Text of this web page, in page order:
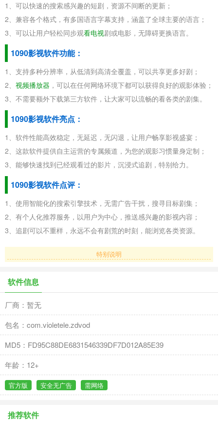
1、可以快速的搜索感兴趣的短剧，资源不间断的更新；
2、兼容各个格式，有多国语言字幕支持，涵盖了全球主要的语言；
3、可以让用户轻松同步观看电视剧或电影，无障碍更换语言。
1090影视软件功能：
1、支持多种分辨率，从低清到高清全覆盖，可以共享更多好剧；
2、 视频播放器 ，可以在任何网络环境下都可以获得良好的观影体验；
3、不需要额外下载第三方软件，让大家可以流畅的看各类的剧集。
1090影视软件亮点：
1、软件性能高效稳定，无延迟，无闪退，让用户畅享影视盛宴；
2、这款软件提供自主运营的专属频道，为您的观影习惯量身定制；
3、能够快速找到已经观看过的影片，沉浸式追剧，特别给力。
1090影视软件点评：
1、使用智能化的搜索引擎技术，无需广告干扰，搜寻目标剧集；
2、有个人化推荐服务，以用户为中心，推送感兴趣的影视内容；
3、追剧可以不重样，永远不会有剧荒的时刻，能浏览各类资源。
特别说明
软件信息
厂商：暂无
包名：com.violetele.zdvod
MD5：FD95C88DE6831546339DF7D012A85E39
年龄：12+
官方版 安全无广告 需网络
推荐软件